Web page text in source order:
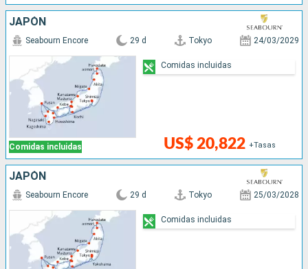
JAPÓN
Comidas incluidas
Seabourn Encore 29 d Tokyo 24/03/2029
US$ 20,822 +Tasas
Comidas incluidas
JAPÓN
Seabourn Encore 29 d Tokyo 25/03/2028
Comidas incluidas